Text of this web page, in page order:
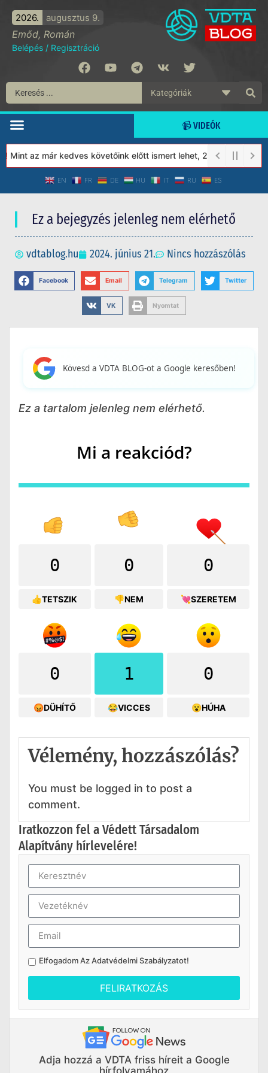
2026. augusztus 9.
Emőd, Román
Belépés / Regisztráció
📹 VIDEÓK
az már kedves követőink előtt ismert lehet, 2023-tól a
EN FR DE HU IT RU ES
Ez a bejegyzés jelenleg nem elérhető
vdtablog.hu 2024. június 21. Nincs hozzászólás
Facebook Email Telegram Twitter
VK Nyomtat
Kövesd a VDTA BLOG-ot a Google keresőben!
Ez a tartalom jelenleg nem elérhető.
Mi a reakciód?
0
👍TETSZIK
0
👎NEM
0
💘SZERETEM
0
😡DÜHÍTŐ
1
😂VICCES
0
😮HÚHA
Vélemény, hozzászólás?
You must be logged in to post a
comment.
Iratkozzon fel a Védett Társadalom
Alapítvány hírlevelére!
Elfogadom AzAdatvédelmi Szabályzatot!
FELIRATKOZÁS
Adja hozzá a VDTA friss híreit a Google
hírfolyamához